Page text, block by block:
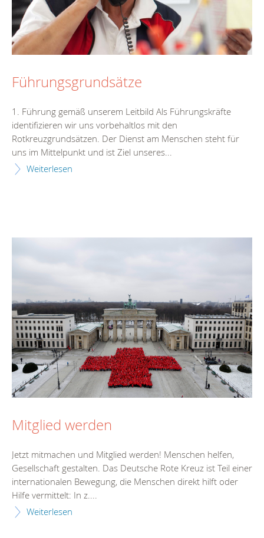
Führungsgrundsätze
1. Führung gemäß unserem Leitbild Als Führungskräfte
identifizieren wir uns vorbehaltlos mit den
Rotkreuzgrundsätzen. Der Dienst am Menschen steht für
uns im Mittelpunkt und ist Ziel unseres...
Weiterlesen
Mitglied werden
Jetzt mitmachen und Mitglied werden! Menschen helfen,
Gesellschaft gestalten. Das Deutsche Rote Kreuz ist Teil einer
internationalen Bewegung, die Menschen direkt hilft oder
Hilfe vermittelt: In z....
Weiterlesen